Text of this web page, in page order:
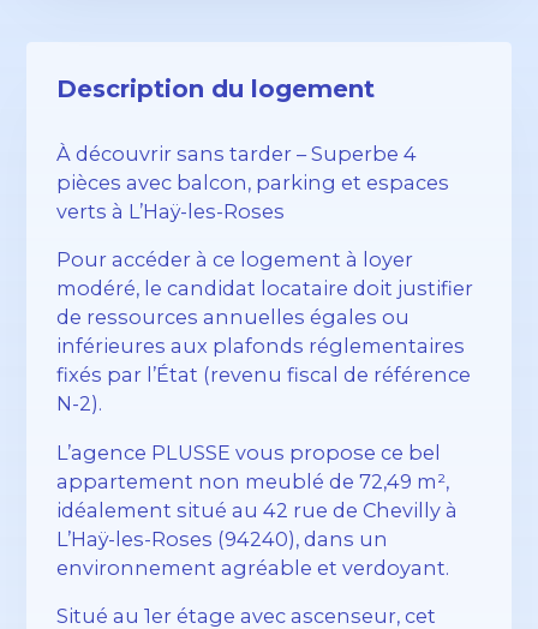
Description du logement
À découvrir sans tarder – Superbe 4
pièces avec balcon, parking et espaces
verts à L’Haÿ-les-Roses
Pour accéder à ce logement à loyer
modéré, le candidat locataire doit justifier
de ressources annuelles égales ou
inférieures aux plafonds réglementaires
fixés par l’État (revenu fiscal de référence
N-2).
L’agence PLUSSE vous propose ce bel
appartement non meublé de 72,49 m²,
idéalement situé au 42 rue de Chevilly à
L’Haÿ-les-Roses (94240), dans un
environnement agréable et verdoyant.
Situé au 1er étage avec ascenseur, cet